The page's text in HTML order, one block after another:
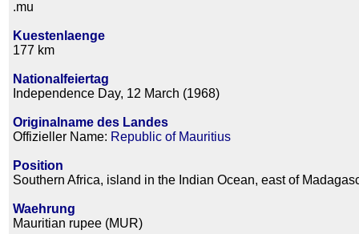
.mu
Kuestenlaenge
177 km
Nationalfeiertag
Independence Day, 12 March (1968)
Originalname des Landes
Offizieller Name: Republic of Mauritius
Position
Southern Africa, island in the Indian Ocean, east of
Waehrung
Mauritian rupee (MUR)